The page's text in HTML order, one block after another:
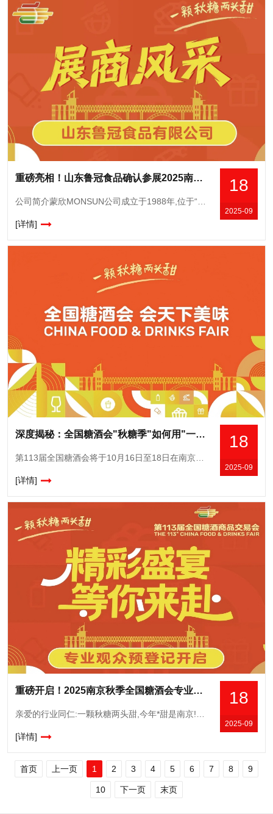
18
2025-09
重磅亮相！山东鲁冠食品确认参展2025南京秋糖，展示传统工艺与现代科技融合成果
[详情]
18
2025-09
深度揭秘：全国糖酒会"秋糖季"如何用"一季"串联"三节"，实现展城一体化发展
[详情]
18
2025-09
重磅开启！2025南京秋季全国糖酒会专业观众预登记通道正式开通
[详情]
首页 上一页 1 2 3 4 5 6 7 8 9
10 下一页 末页